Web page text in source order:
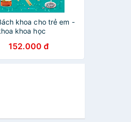
khoa cho trẻ em -
khoa học
152.000 đ